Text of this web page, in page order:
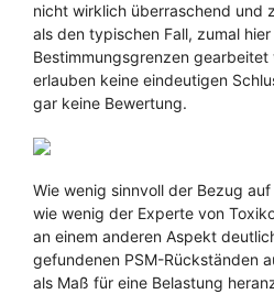
nicht wirklich überraschend und
als den typischen Fall, zumal
Bestimmungsgrenzen gearbeitet
erlauben keine eindeutigen
gar keine Bewertung.
Wie wenig sinnvoll der Bezug
wie wenig der Experte von
an einem anderen Aspekt
gefundenen PSM-Rückständen
als Maß für eine Belastung